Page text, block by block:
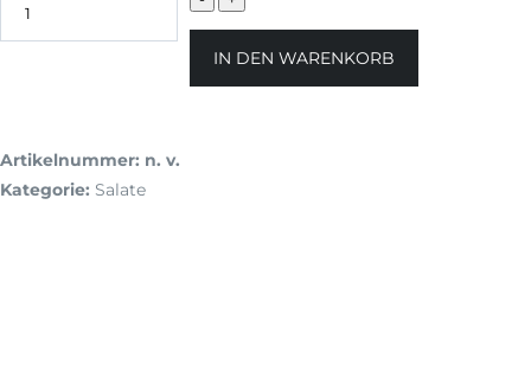
IN DEN WARENKORB
Artikelnummer: n. v.
Kategorie: Salate